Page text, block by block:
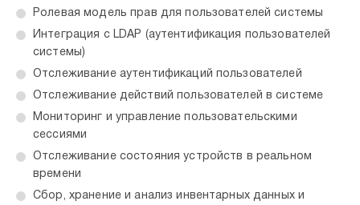
Ролевая модель прав для пользователей системы
Интеграция с LDAP (аутентификация пользователей
системы)
Отслеживание аутентификаций пользователей
Отслеживание действий пользователей в системе
Мониторинг и управление пользовательскими
сессиями
Отслеживание состояния устройств в реальном
времени
Сбор, хранение и анализ инвентарных данных и